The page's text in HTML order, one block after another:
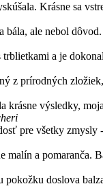
Krásne sa
ale nebol
a je
z prírodných
krásne výsledky,
pre všetky
malín a pomaranča.
pokožku doslova